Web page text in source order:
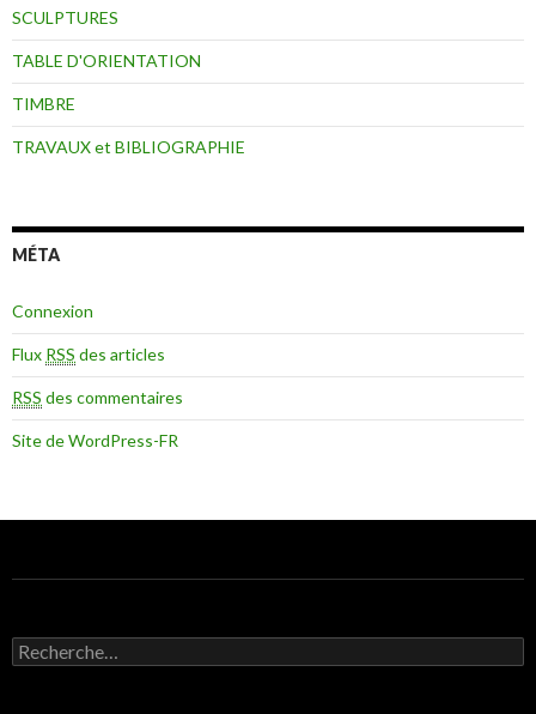
SCULPTURES
TABLE D'ORIENTATION
TIMBRE
TRAVAUX et BIBLIOGRAPHIE
MÉTA
Connexion
Flux RSS des articles
RSS des commentaires
Site de WordPress-FR
Recherche pour :